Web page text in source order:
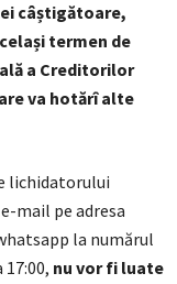
câștigătoare,
termen de
a Creditorilor
va hotărî alte
lichidatorului
mail pe adresa
la numărul
17:00, nu vor fi luate